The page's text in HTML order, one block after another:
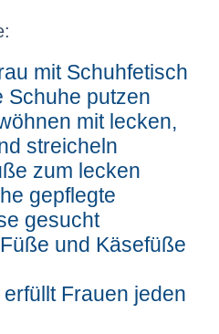
mit Schuhfetisch
Schuhe putzen
mit lecken,
streicheln
zum lecken
gepflegte
gesucht
und Käsefüße
Frauen jeden